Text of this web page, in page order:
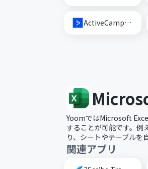
ActiveCampaign
YoomではMicrosoft
することが可能です。例
り、シートやテーブルを
関連アプリ